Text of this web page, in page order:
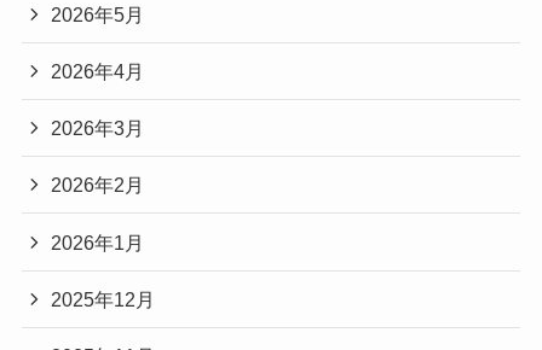
2026年5月
2026年4月
2026年3月
2026年2月
2026年1月
2025年12月